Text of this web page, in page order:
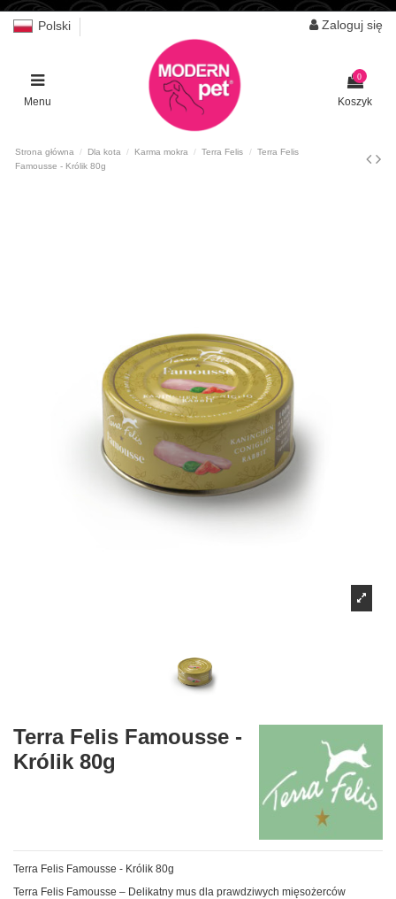
Polski Zaloguj się
Menu
0
Koszyk
Strona główna Dla kota Karma mokra Terra Felis
Terra Felis
Famousse - Królik 80g
Terra Felis Famousse -
Królik 80g
Terra Felis Famousse - Królik 80g
Terra Felis Famousse – Delikatny mus dla prawdziwych mięsożerców